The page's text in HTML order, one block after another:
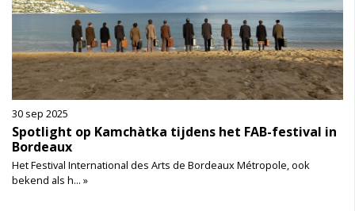
30 sep 2025
Spotlight op Kamchàtka tijdens het FAB-festival in
Bordeaux
Het Festival International des Arts de Bordeaux Métropole, ook
bekend als h... »